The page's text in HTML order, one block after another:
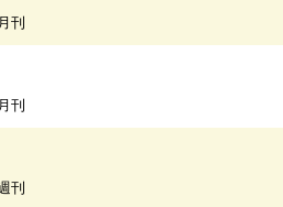
月刊
月刊
刊